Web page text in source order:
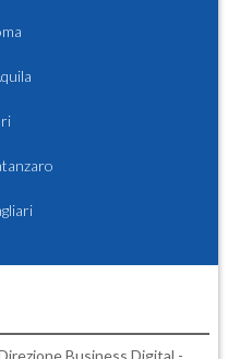
Business Digital -